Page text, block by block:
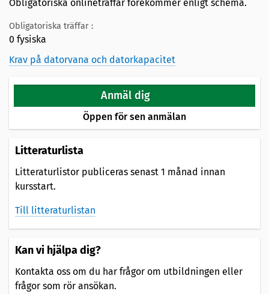
Obligatoriska onlineträffar förekommer enligt schema.
Obligatoriska träffar :
0 fysiska
Krav på datorvana och datorkapacitet
Anmäl dig
Öppen för sen anmälan
Litteraturlista
Litteraturlistor publiceras senast 1 månad innan
kursstart.
Till litteraturlistan
Kan vi hjälpa dig?
Kontakta oss om du har frågor om utbildningen eller
frågor som rör ansökan.